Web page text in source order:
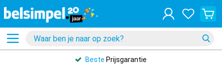
Beste Prijsgarantie